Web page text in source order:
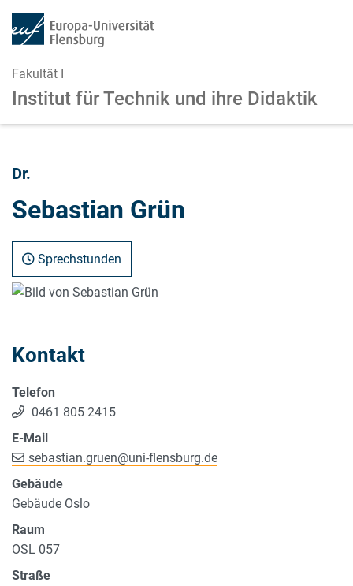
Fakultät I
Institut für Technik und ihre Didaktik
Dr.
Sebastian Grün
Sprechstunden
Kontakt
Telefon
0461 805 2415
E-Mail
sebastian.gruen@uni-flensburg.de
Gebäude
Gebäude Oslo
Raum
OSL 057
Straße